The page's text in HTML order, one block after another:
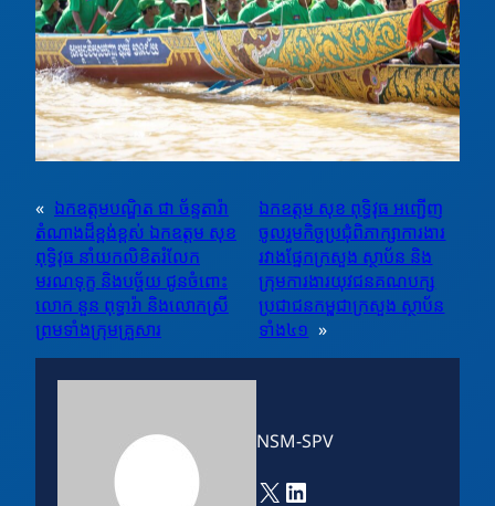
« ឯកឧត្តមបណ្ឌិត ជា ច័ន្ទតារ៉ា
តំណាងដ៏ខ្ពង់ខ្ពស់ ឯកឧត្តម សុខ
ពុទ្ធិវុធ នាំយកលិខិតរំលែក
មរណទុក្ខ និងបច្ច័យ ជូនចំពោះ
លោក នួន ពុទ្ធារ៉ា និងលោកស្រី
ព្រមទាំងក្រុមគ្រួសារ
ឯកឧត្តម សុខ ពុទ្ធិវុធ អញ្ជើញ
ចូលរួមកិច្ចប្រជុំពិភាក្សាការងារ
រវាងផ្នែកក្រសួង ស្ថាប័ន និង
ក្រុមការងារយុវជនគណបក្ស
ប្រជាជនកម្ពុជាក្រសួង ស្ថាប័ន
ទាំង៤១ »
NSM-SPV
X LinkedIn